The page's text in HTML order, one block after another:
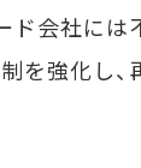
ド会社に
強化し、